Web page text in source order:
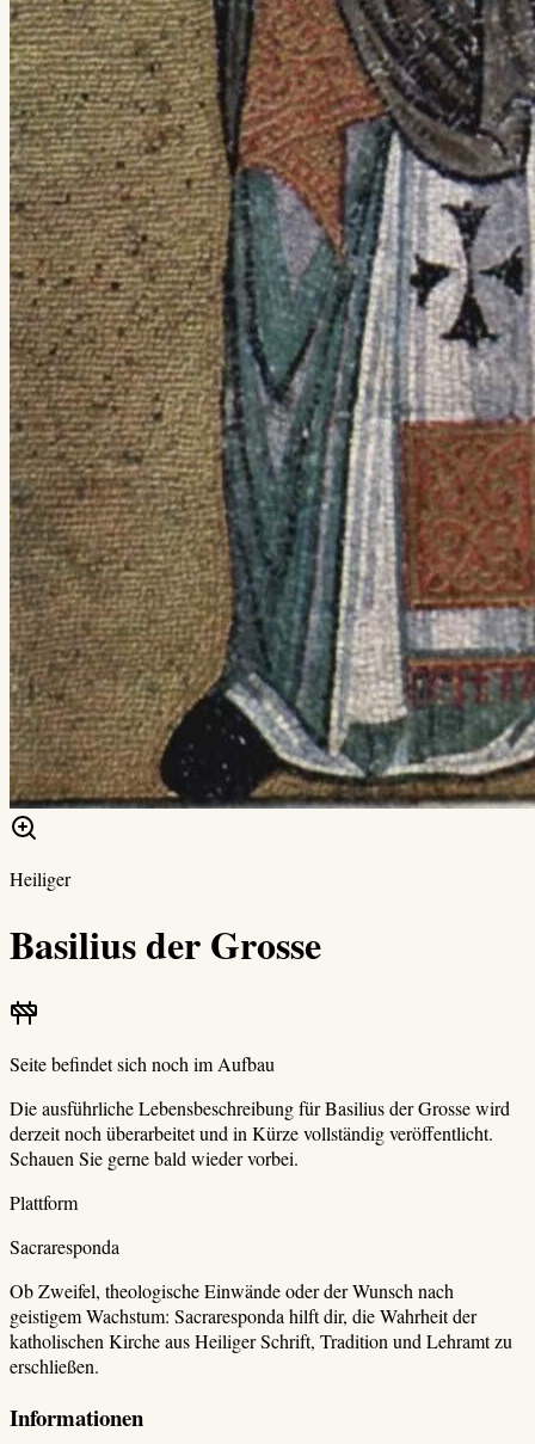
Heiliger
Basilius der Grosse
Seite befindet sich noch im Aufbau
Die ausführliche Lebensbeschreibung fürBasilius der Grossewird
derzeit noch überarbeitet und in Kürze vollständig veröffentlicht.
Schauen Sie gerne bald wieder vorbei.
Plattform
Sacraresponda
Ob Zweifel, theologische Einwände oder der Wunsch nach
geistigem Wachstum: Sacraresponda hilft dir, die Wahrheit der
katholischen Kirche aus Heiliger Schrift, Tradition und Lehramt zu
erschließen.
Informationen